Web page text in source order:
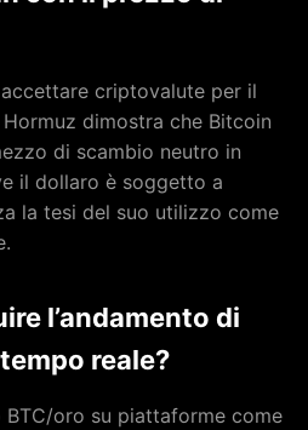
criptovalute per il
dimostra che Bitcoin
di scambio neutro in
il dollaro è soggetto a
la tesi del suo utilizzo come
l’andamento di
reale?
oro su piattaforme come